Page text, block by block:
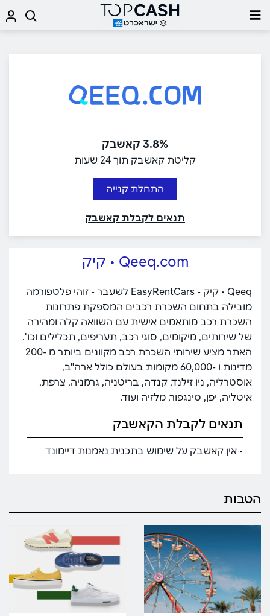
3.8% קאשבק
קליטת קאשבק תוך 24 שעות
התחלת קנייה
תנאים לקבלת קאשבק
Qeeq.com • קיק
Qeeq • קיק - EasyRentCars לשעבר - זוהי פלטפורמה
מובילה בתחום השכרת רכבים המספקת פתרונות
השכרת רכב מותאמים אישית עם השוואה קלה ומהירה
של שירותים, מיקומים, סוגי רכב, תעריפים, תכלילים וכו'.
האתר מציע שירותי השכרת רכב מקוונים ביותר מ -200
מדינות ו -60,000 מקומות בעולם כולל ארה"ב,
אוסטרליה, ניו זילנד, קנדה, בריטניה, גרמניה, צרפת,
איטליה, יפן, סינגפור, מלזיה ועוד.
תנאים לקבלת הקאשבק
• אין קאשבק על שימוש בתכנית נאמנות דיימונד
הטבות